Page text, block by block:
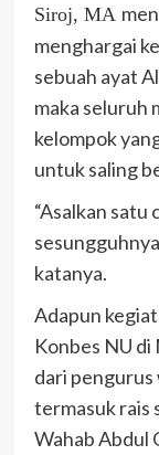
Siroj, MA
menghargai
sebuah ayat
maka seluruh
kelompok
untuk saling
“Asalkan
katanya.
Adapun
Konbes NU
dari pengurus
termasuk rais
Wahab Abdul